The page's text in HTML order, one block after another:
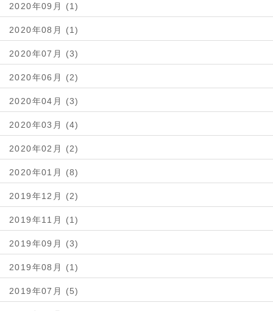
2020年09月 (1)
2020年08月 (1)
2020年07月 (3)
2020年06月 (2)
2020年04月 (3)
2020年03月 (4)
2020年02月 (2)
2020年01月 (8)
2019年12月 (2)
2019年11月 (1)
2019年09月 (3)
2019年08月 (1)
2019年07月 (5)